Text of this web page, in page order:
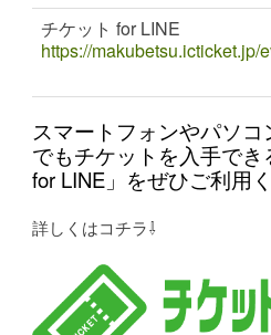
チケット for LINE
https://makubetsu.icticket.jp/
スマートフォンやパソコ
でもチケットを入手でき
for LINE」をぜひご利用く
詳しくはコチラ⇩